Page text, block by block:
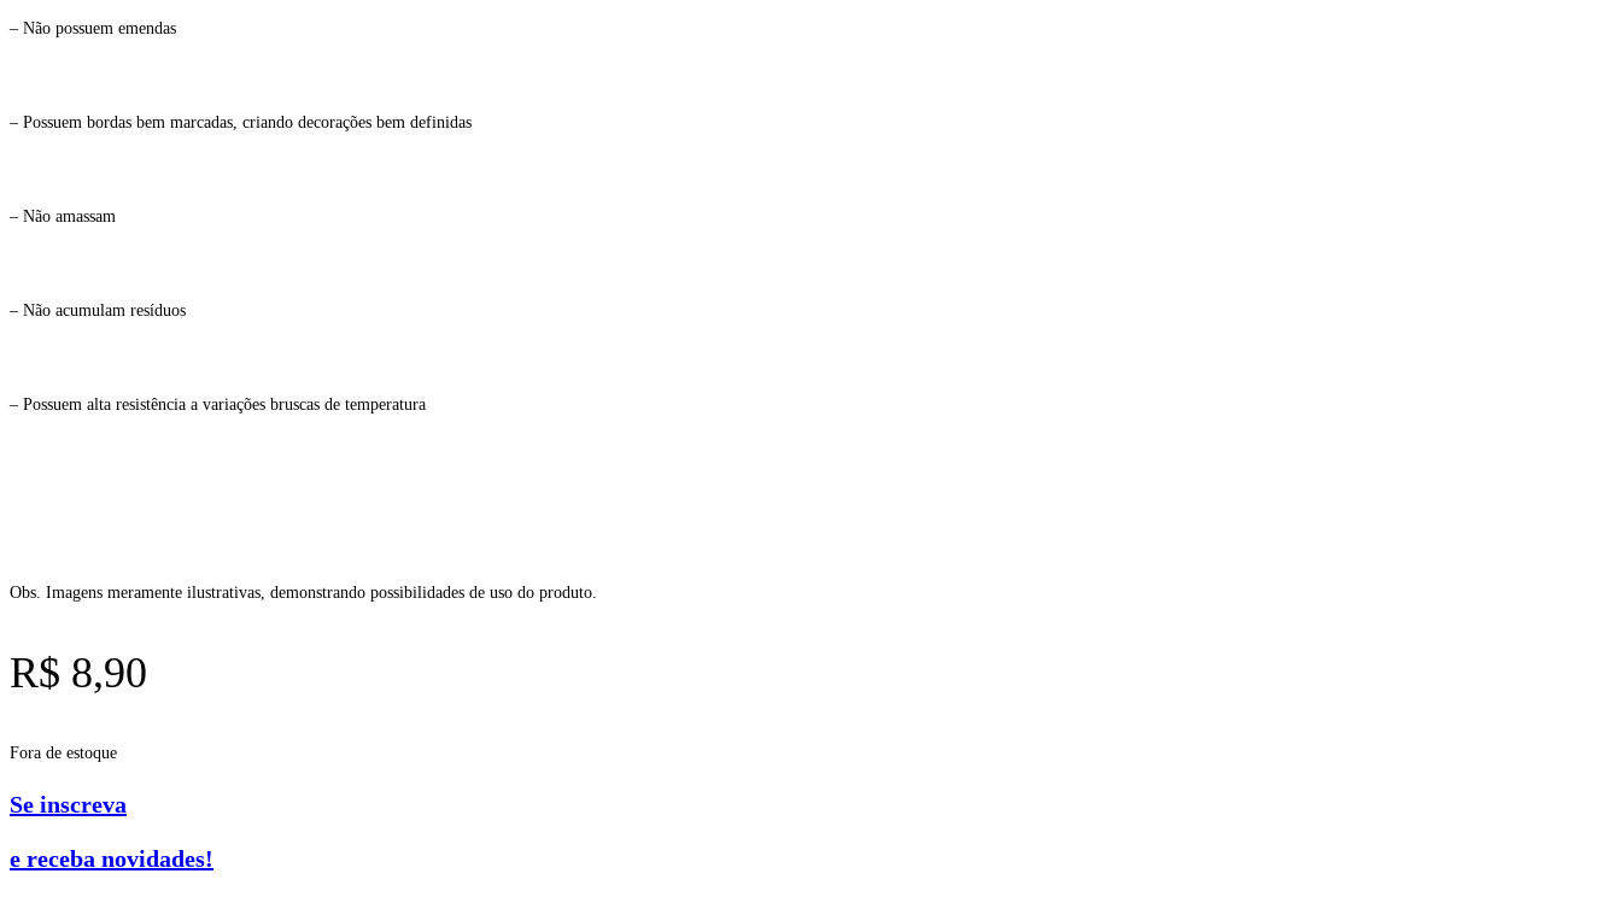
– Não possuem emendas
– Possuem bordas bem marcadas, criando decorações bem definidas
– Não amassam
– Não acumulam resíduos
– Possuem alta resistência a variações bruscas de temperatura
Obs. Imagens meramente ilustrativas, demonstrando possibilidades de uso do produto.
R$ 8,90
Fora de estoque
Se inscreva
e receba novidades!